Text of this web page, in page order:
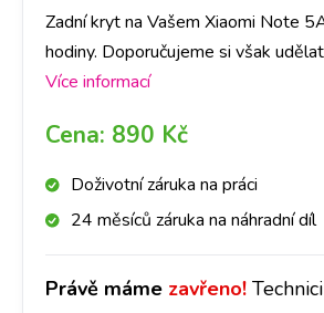
Zadní kryt na Vašem Xiaomi Note
hodiny. Doporučujeme si však
zavolat na vybranou pobočku, ať pro
Více informací
Cena: 890 Kč
Doživotní záruka na práci
24 měsíců záruka na náhradní díl
Právě máme zavřeno!